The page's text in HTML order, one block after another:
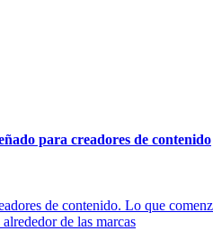
para creadores de contenido
de contenido. Lo que
de las marcas